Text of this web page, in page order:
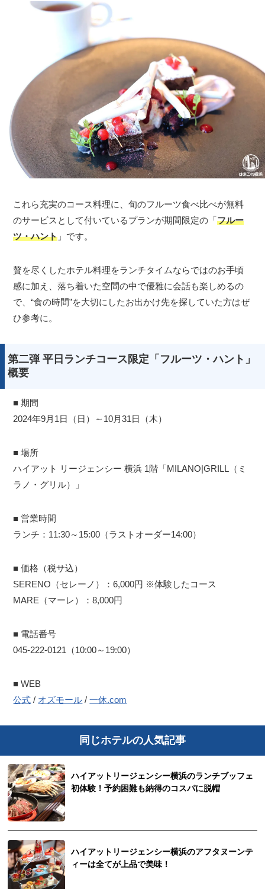
これら充実のコース料理に、旬のフルーツ食べ比べが無料
のサービスとして付いているプランが期間限定の「フルー
ツ・ハント 」です。
贅を尽くしたホテル料理をランチタイムならではのお手頃
感に加え、落ち着いた空間の中で優雅に会話も楽しめるの
で、“食の時間”を大切にしたお出かけ先を探していた方はぜ
ひ参考に。
第二弾 平日ランチコース限定「フルーツ・ハント」
概要
■ 期間
2024年9月1日（日）～10月31日（木）
■ 場所
ハイアット リージェンシー 横浜 1階「MILANO|GRILL（ミ
ラノ・グリル）」
■ 営業時間
ランチ：11:30～15:00（ラストオーダー14:00）
■ 価格（税サ込）
SERENO（セレーノ）：6,000円 ※体験したコース
MARE（マーレ）：8,000円
■ 電話番号
045-222-0121（10:00～19:00）
■ WEB
公式 / オズモール /一休.com
同じホテルの人気記事
ハイアットリージェンシー横浜のランチブッフェ
初体験！予約困難も納得のコスパに脱帽
ハイアットリージェンシー横浜のアフタヌーンテ
ィーは全てが上品で美味！